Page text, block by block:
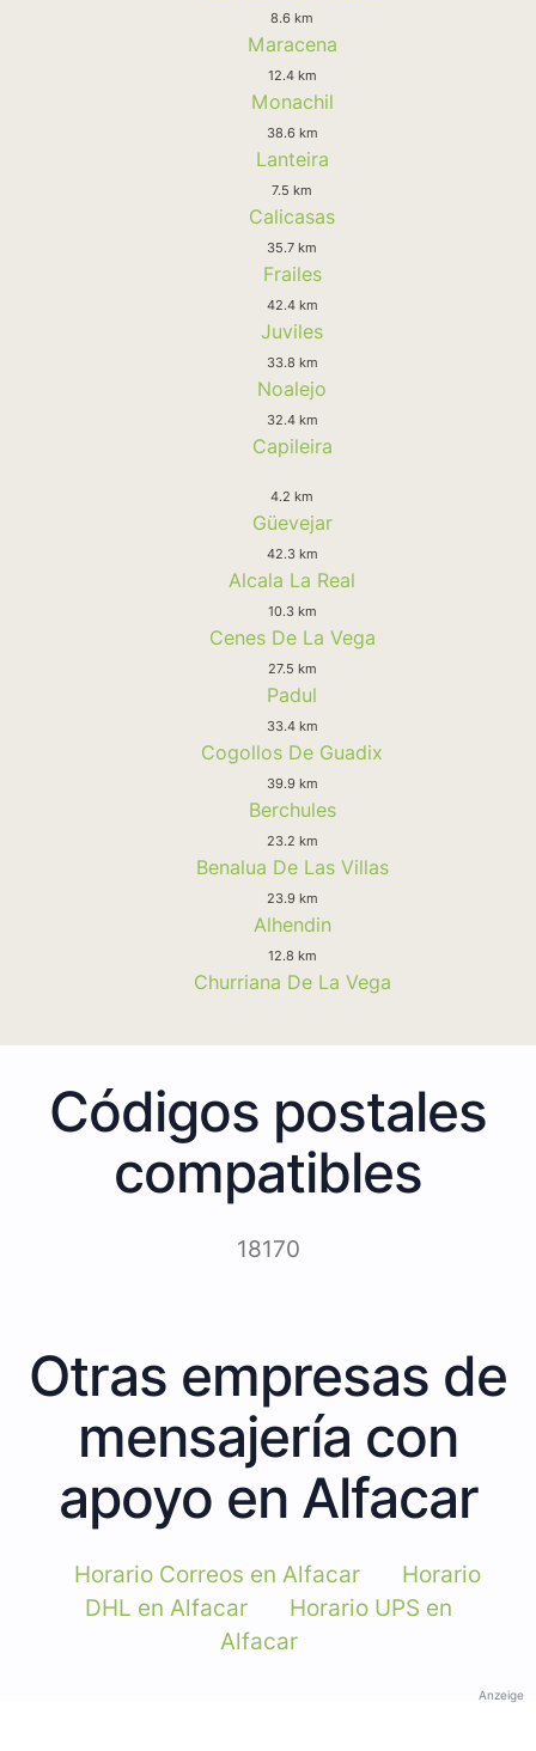
8.6 km
Maracena
12.4 km
Monachil
38.6 km
Lanteira
7.5 km
Calicasas
35.7 km
Frailes
42.4 km
Juviles
33.8 km
Noalejo
32.4 km
Capileira
4.2 km
Güevejar
42.3 km
Alcala La Real
10.3 km
Cenes De La Vega
27.5 km
Padul
33.4 km
Cogollos De Guadix
39.9 km
Berchules
23.2 km
Benalua De Las Villas
23.9 km
Alhendin
12.8 km
Churriana De La Vega
Códigos postales
compatibles
18170
Otras empresas de
mensajería con
apoyo en Alfacar
Horario Correos en Alfacar
Horario
DHL en Alfacar
Horario UPS en
Alfacar
Anzeige